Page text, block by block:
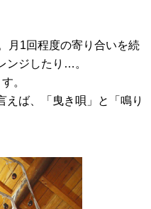
月1回程度の寄り合いを続
ンジしたり…。
。
えば、「曳き唄」と「鳴り